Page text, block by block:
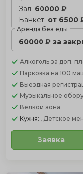
Зал: 60000 ₽
Банкет: от 6500
Аренда без еды
60000 ₽ за
Алкоголь за доп.
Парковка на 100
Выездная
Музыкальное
Велком зона
Кухня: , Детское
Заявка